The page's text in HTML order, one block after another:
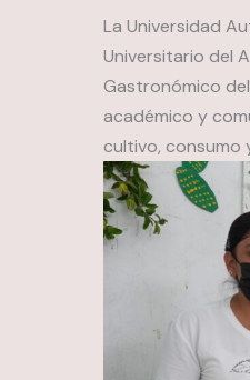
La Universidad
Universitario del
Gastronómico
académico y
cultivo, consumo